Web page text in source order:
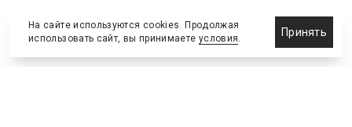
На сайте используются cookies. Продолжая
использовать сайт, вы принимаете условия.
Принять